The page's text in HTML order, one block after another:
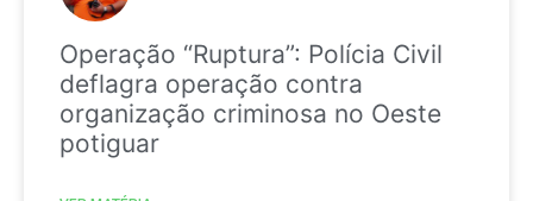
Operação “Ruptura”: Polícia Civil
deflagra operação contra
organização criminosa no Oeste
potiguar